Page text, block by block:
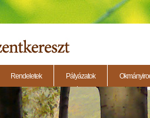
Rendeletek Pályázatok
2014.12.28. - Testületi ülés 2014.11.13. - Testületi